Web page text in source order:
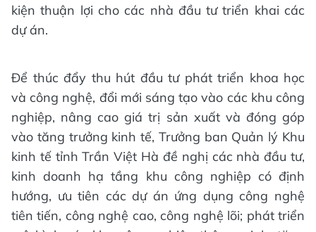
kiện thuận lợi cho các nhà đầu tư triển khai các
dự án.
Để thúc đẩy thu hút đầu tư phát triển khoa học
và công nghệ, đổi mới sáng tạo vào các khu công
nghiệp, nâng cao giá trị sản xuất và đóng góp
vào tăng trưởng kinh tế, Trưởng ban Quản lý Khu
kinh tế tỉnh Trần Việt Hà đề nghị các nhà đầu tư,
kinh doanh hạ tầng khu công nghiệp có định
hướng, ưu tiên các dự án ứng dụng công nghệ
tiên tiến, công nghệ cao, công nghệ lõi; phát triển